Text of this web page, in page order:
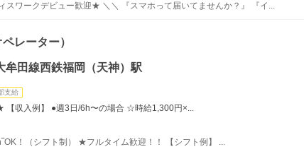
ワークデビュー歓迎★ ＼＼ 『スマホって届いてませんか？』 『イ...
レーター）
牟田線西鉄福岡（天神）駅
支給
収入例】 ●週3日/6h〜の場合 ☆時給1,300円×...
！（シフト制） ★フルタイム歓迎！！ 【シフト例】 ...